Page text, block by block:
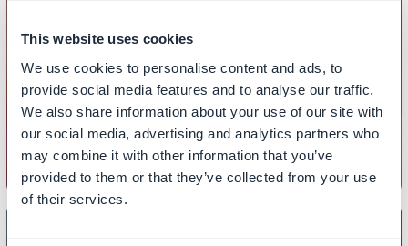
This website uses cookies
We use cookies to personalise content and ads, to
provide social media features and to analyse our traffic.
We also share information about your use of our site with
our social media, advertising and analytics partners who
may combine it with other information that you’ve
provided to them or that they’ve collected from your use
of their services.
global de votre app de vente en
ligne ?